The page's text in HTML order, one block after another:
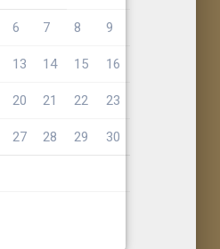
6 7 8 9
13 14 15 16
20 21 22 23
27 28 29 30